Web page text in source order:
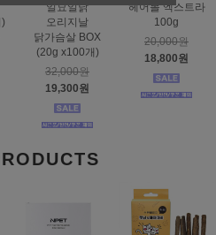
일묘일닭
오리지날
닭가슴살 BOX
(20g x100개)
32,000원
19,300원
헤어볼 엑스트라
100g
20,000원
18,800원